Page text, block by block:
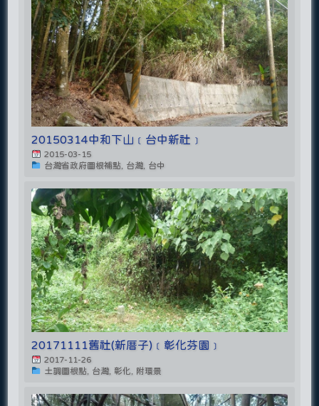
20150314中和下山﹝台中新社﹞
2015-03-15
台灣省政府圖根補點, 台灣, 台中
20171111舊社(新厝子)﹝彰化芬園﹞
2017-11-26
土調圖根點, 台灣, 彰化, 附環景